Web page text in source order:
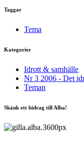
Taggar
Tema
Kategorier
Idrott & samhälle
Nr 3 2006 - Det
Teman
Skänk ett bidrag till Alba!